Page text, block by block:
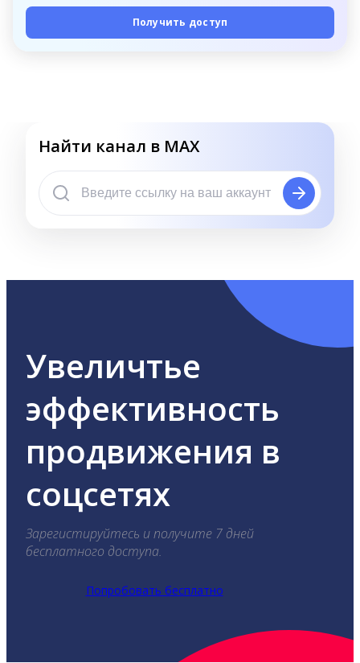
Получить доступ
Найти канал в MAX
Увеличтье
эффективность
продвижения в
соцсетях
Зарегистируйтесь и получите 7 дней
бесплатного доступа.
Попробовать бесплатно